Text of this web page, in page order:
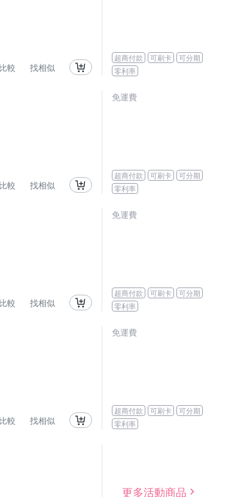
較 找相似
超商付款 可刷卡
可分期
零利率
較 找相似
免運費
超商付款 可刷卡
可分期
零利率
較 找相似
免運費
超商付款 可刷卡
可分期
零利率
較 找相似
免運費
超商付款 可刷卡
可分期
零利率
更多活動商品